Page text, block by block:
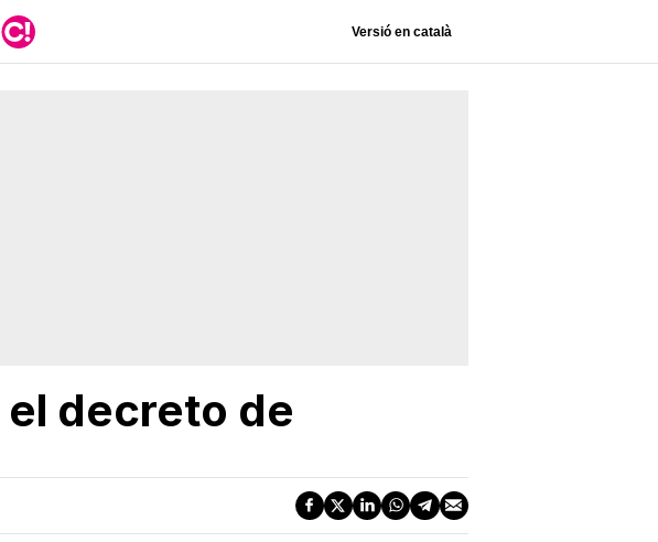
Versió en català
decreto de